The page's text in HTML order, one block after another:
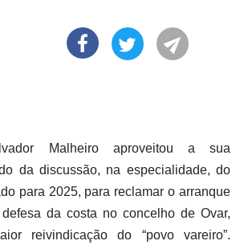
Malheiro aproveitou a sua
da discussão, na especialidade, do
para 2025, para reclamar o arranque
da costa no concelho de Ovar,
reivindicação do “povo vareiro”.